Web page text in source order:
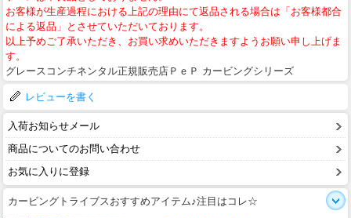
お客様が生産過程における上記の理由にて返品される場合は「お客様都合
による返品」とさせていただいております。
以上予めご了承いただき、お買い求めいただきますようお願い申し上げま
す。
グレースコンチネンタル正規販売店ＰｅＰ カービングシリーズ
レビューを書く
入荷お知らせメール
商品についてのお問い合わせ
お気に入りに登録
カービングトライブスおすすめアイテム♪注目はコレ☆